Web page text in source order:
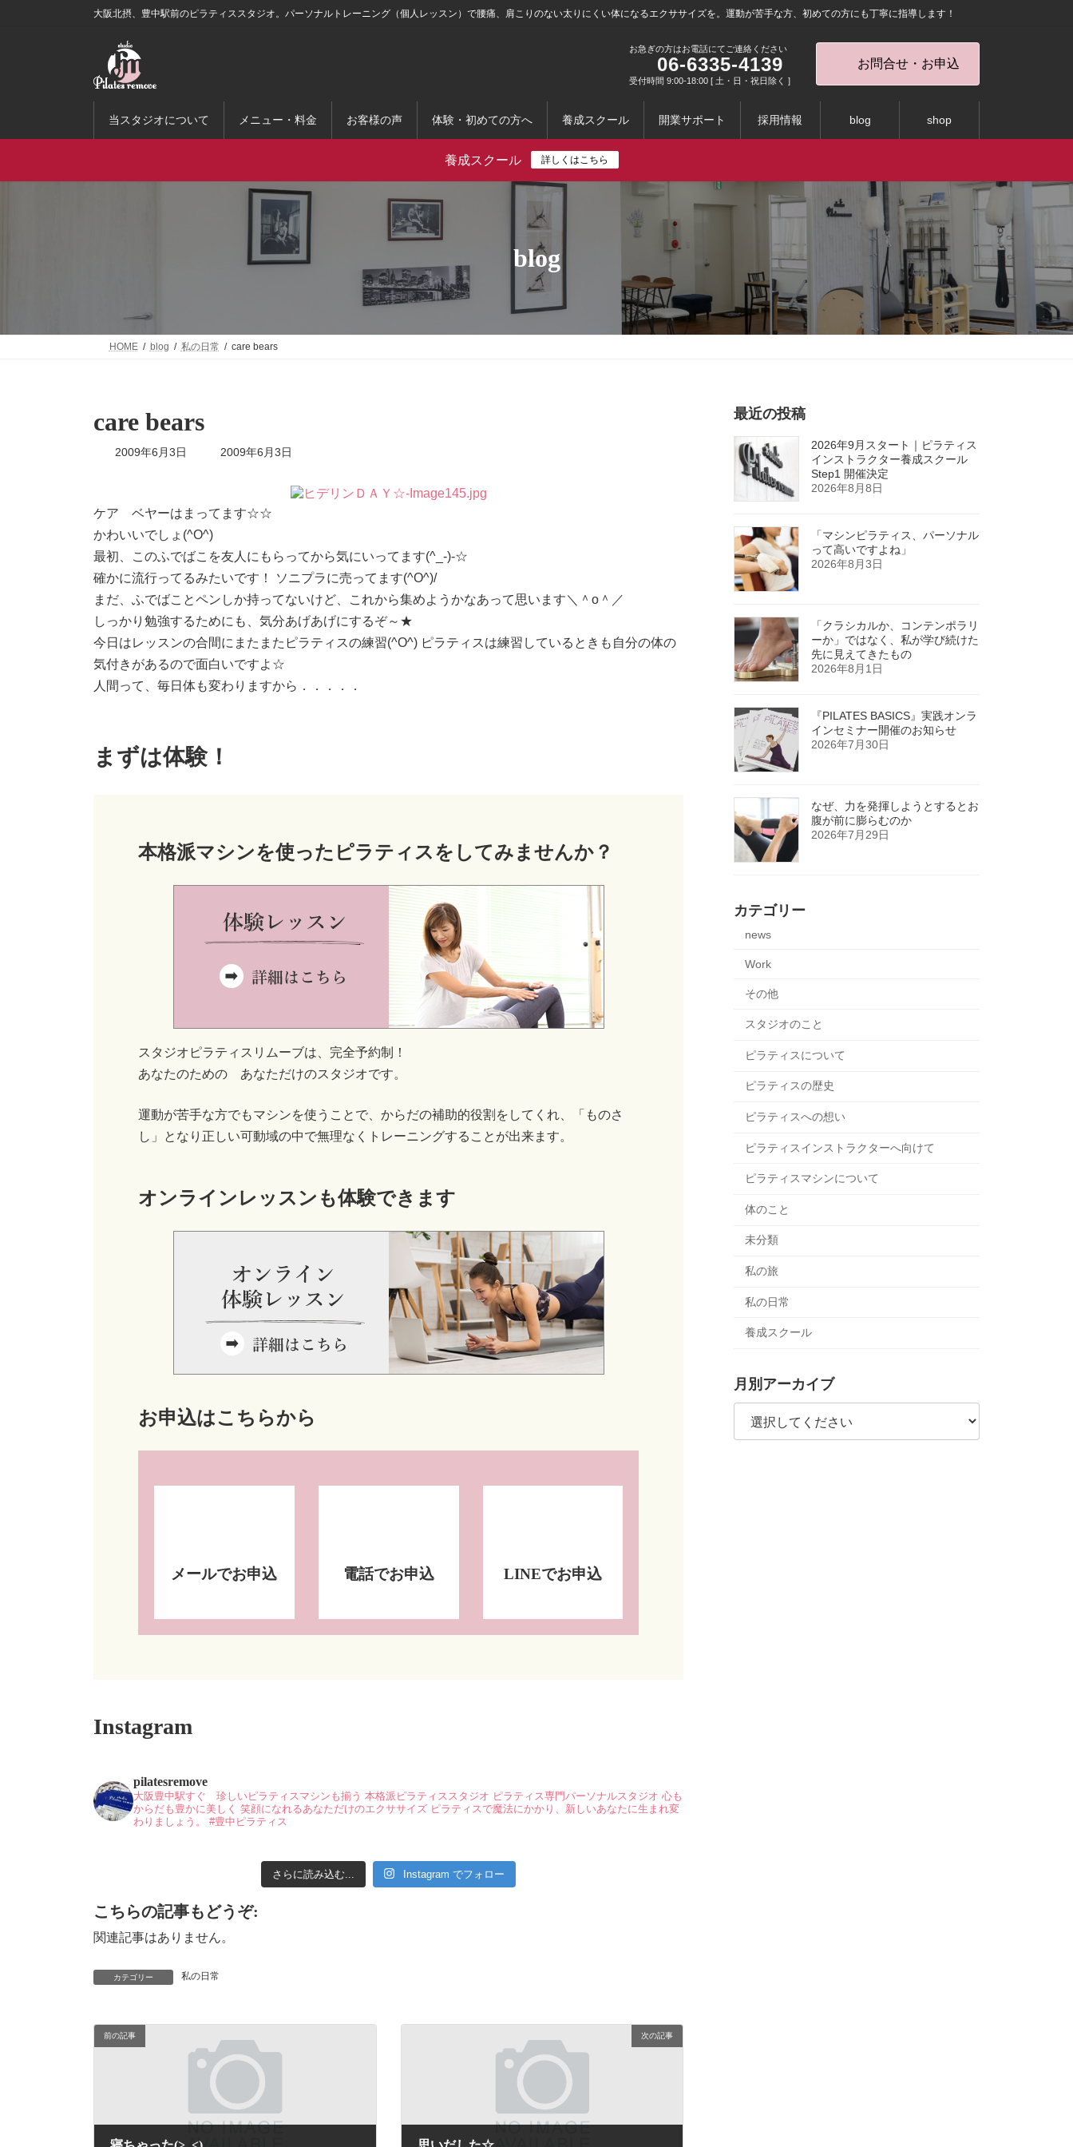
ッ
移
大阪北摂、豊中駅前のピラティススタジオ。パーソナルトレーニング（個人レッスン）で腰痛、肩こりのない太りにくい体になるエクササイズを。運動が苦手な方、初めての方にも丁寧に指導します！
お急ぎの方はお電話にてご連絡ください
06-6335-4139
受付時間 9:00-18:00 [ 土・日・祝日除く ]
お問合せ・お申込
当スタジオについて メニュー・料金 お客様の声 体験・初めての方へ 養成スクール 開業サポート 採用情報 blog shop
養成スクール 詳しくはこちら
blog
HOME blog 私の日常 care bears
care bears
2009年6月3日
最
日
時
2009年6月3日
ケア ベヤーはまってます☆☆
かわいいでしょ(^O^)
最初、このふでばこを友人にもらってから気にいってます(^_-)-☆
確かに流行ってるみたいです！ ソニプラに売ってます(^O^)/
まだ、ふでばことペンしか持ってないけど、これから集めようかなあって思います＼＾o＾／
しっかり勉強するためにも、気分あげあげにするぞ～★
今日はレッスンの合間にまたまたピラティスの練習(^O^) ピラティスは練習しているときも自分の体の
気付きがあるので面白いですよ☆
人間って、毎日体も変わりますから．．．．．
まずは体験！
本格派マシンを使ったピラティスをしてみませんか？
スタジオピラティスリムーブは、完全予約制！
あなたのための あなただけのスタジオです。
運動が苦手な方でもマシンを使うことで、からだの補助的役割をしてくれ、「ものさ
し」となり正しい可動域の中で無理なくトレーニングすることが出来ます。
オンラインレッスンも体験できます
お申込はこちらから
メールでお申込 電話でお申込 LINEでお申込
Instagram
pilatesremove
大阪豊中駅すぐ 珍しいピラティスマシンも揃う 本格派ピラティススタジオ ピラティス専門パーソナルスタジオ 心も
からだも豊かに美しく 笑顔になれるあなただけのエクササイズ ピラティスで魔法にかかり、新しいあなたに生まれ変
わりましょう。
#豊中ピラティス
さらに読み込む... Instagram でフォロー
こちらの記事もどうぞ:
関連記事はありません。
カテゴリー 私の日常
前の記事 次の記事
最近の投稿
2026年9月スタート｜ピラティス
インストラクター養成スクール
Step1 開催決定
2026年8月8日
「マシンピラティス、パーソナル
って高いですよね」
2026年8月3日
「クラシカルか、コンテンポラリ
ーか」ではなく、私が学び続けた
先に見えてきたもの
2026年8月1日
『PILATES BASICS』実践オンラ
インセミナー開催のお知らせ
2026年7月30日
なぜ、力を発揮しようとするとお
腹が前に膨らむのか
2026年7月29日
カテゴリー
news
Work
その他
スタジオのこと
ピラティスについて
ピラティスの歴史
ピラティスへの想い
ピラティスインストラクターへ向けて
ピラティスマシンについて
体のこと
未分類
私の旅
私の日常
養成スクール
月別アーカイブ